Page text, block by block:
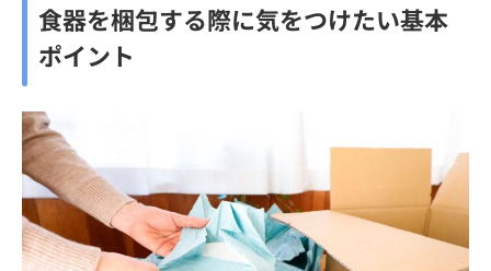
食器を梱包する際に気をつけたい基本
ポイント